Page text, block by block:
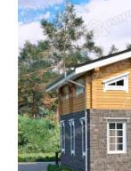
Прикрепить
Согласен на
This site is protected by